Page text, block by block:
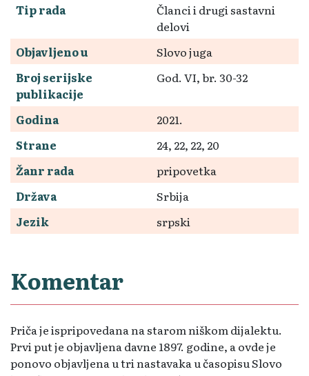
Tip rada
Članci i drugi sastavni
delovi
Objavljeno u
Slovo juga
Broj serijske
publikacije
God. VI, br. 30-32
Godina
2021.
Strane
24, 22, 22, 20
Žanr rada
pripovetka
Država
Srbija
Jezik
srpski
Komentar
Priča je ispripovedana na starom niškom dijalektu.
Prvi put je objavljena davne 1897. godine, a ovde je
ponovo objavljena u tri nastavaka u časopisu Slovo